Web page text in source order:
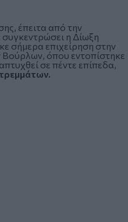
έπειτα από την
συγκεντρώσει η Δίωξη
σήμερα επιχείρηση στην
όπου εντοπίστηκε
σε πέντε επίπεδα,